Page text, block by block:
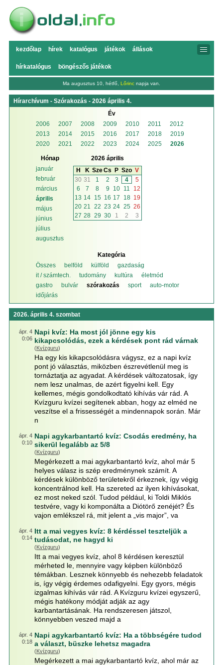
kezdőlap hírek katalógus játékok állások
hírkatalógus böngészős játékok
Ma augusztus 10, hétfő, Lőrinc napja van.
Hírarchívum - Szórakozás - 2026 április 4.
Év
2006
2007 2008 2009 2010 2011
2012
2013
2014 2015 2016 2017 2018
2019
2020
2021 2022 2023 2024 2025 2026
Hónap
január
február
március
április
május
június
július
augusztus
2026 április
H
K SzeCs P Szo V
30 31 1 2 3 4
5
6
7 8 9 10 11
12
13 14 15 16 17 18 19
20 21 22 23 24 25 26
27 28 29 30 1 2 3
Kategória
Összes
belföld külföld
gazdaság
it / számtech.
tudomány kultúra
életmód
gastro
bulvár szórakozás sport
auto-motor
időjárás
2026. április 4. szombat
ápr. 4
0:06
Napi kvíz: Ha most jól jönne egy kis
kikapcsolódás, ezek a kérdések pont rád várnak
(Kvízguru)
Ha egy kis kikapcsolódásra vágysz, ez a napi kvíz
pont jó választás, miközben észrevétlenül meg is
tornáztatja az agyadat. A kérdések változatosak, így
nem lesz unalmas, de azért figyelni kell. Egy
kellemes, mégis gondolkodtató kihívás vár rád. A
Kvízguru kvízei segítenek abban, hogy az elméd ne
veszítse el a frissességét a mindennapok során. Már
n
ápr. 4
0:10
Napi agykarbantartó kvíz: Csodás eredmény, ha
sikerül legalább az 5/8
(Kvízguru)
Megérkezett a mai agykarbantartó kvíz, ahol már 5
helyes válasz is szép eredménynek számít. A
kérdések különböző területekről érkeznek, így végig
koncentrálnod kell. Ha szereted az ilyen kihívásokat,
ez most neked szól. Tudod például, ki Toldi Miklós
testvére, vagy ki komponálta a Diótörő zenéjét? És
vajon emlékszel rá, mit jelent a „vis major”, va
ápr. 4
0:14
Itt a mai vegyes kvíz: 8 kérdéssel teszteljük a
tudásodat, ne hagyd ki
(Kvízguru)
Itt a mai vegyes kvíz, ahol 8 kérdésen keresztül
mérheted le, mennyire vagy képben különböző
témákban. Lesznek könnyebb és nehezebb feladatok
is, így végig érdemes odafigyelni. Egy gyors, mégis
izgalmas kihívás vár rád. A Kvízguru kvízei egyszerű,
mégis hatékony módját adják az agy
karbantartásának. Ha rendszeresen játszol,
könnyebben veszed majd a
ápr. 4
0:18
Napi agykarbantartó kvíz: Ha a többségére tudod
a választ, büszke lehetsz magadra
(Kvízguru)
Megérkezett a mai agykarbantartó kvíz, ahol már az